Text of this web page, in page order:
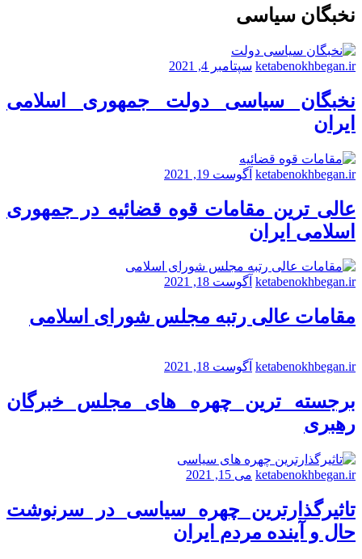
نخبگان سیاسی
ketabenokhbegan.ir سپتامبر 4, 2021
نخبگان سیاسی دولت جمهوری اسلامی
ایران
ketabenokhbegan.ir آگوست 19, 2021
عالی ترین مقامات قوه قضائیه در جمهوری
اسلامی ایران
ketabenokhbegan.ir آگوست 18, 2021
مقامات عالی رتبه مجلس شورای اسلامی
ketabenokhbegan.ir آگوست 18, 2021
برجسته ترین چهره های مجلس خبرگان
رهبری
ketabenokhbegan.ir می 15, 2021
تاثیرگذارترین چهره سیاسی در سرنوشت
حال و آینده مردم ایران